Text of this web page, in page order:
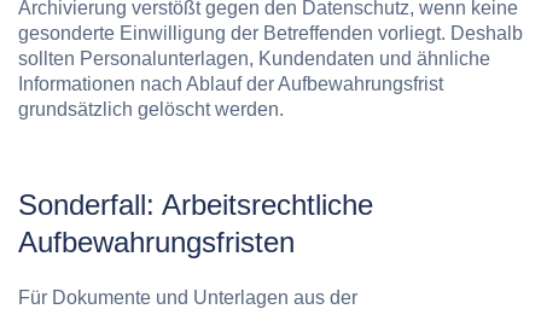
Archivierung verstößt gegen den Datenschutz, wenn keine
gesonderte Einwilligung der Betreffenden vorliegt. Deshalb
sollten Personalunterlagen, Kundendaten und ähnliche
Informationen nach Ablauf der Aufbewahrungsfrist
grundsätzlich gelöscht werden.
Sonderfall: Arbeitsrechtliche
Aufbewahrungsfristen
Für Dokumente und Unterlagen aus der